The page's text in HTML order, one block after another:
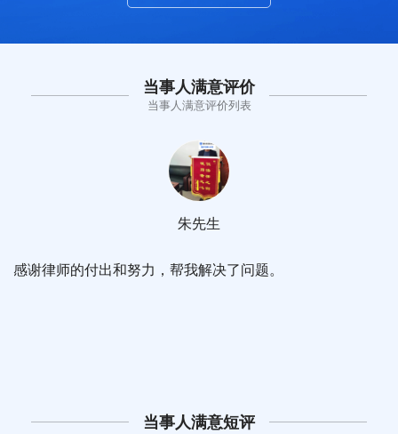
当事人满意评价
当事人满意评价列表
感谢律师的付出和努力，帮我解决了问题。
朱先生
当事人满意短评